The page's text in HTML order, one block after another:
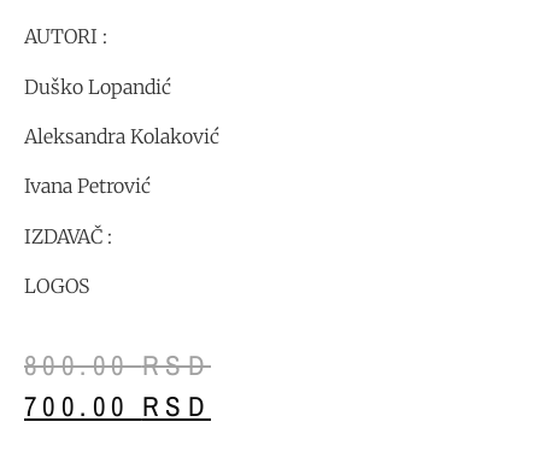
AUTORI :
Duško Lopandić
Aleksandra Kolaković
Ivana Petrović
IZDAVAČ :
LOGOS
800.00RSD
700.00 RSD